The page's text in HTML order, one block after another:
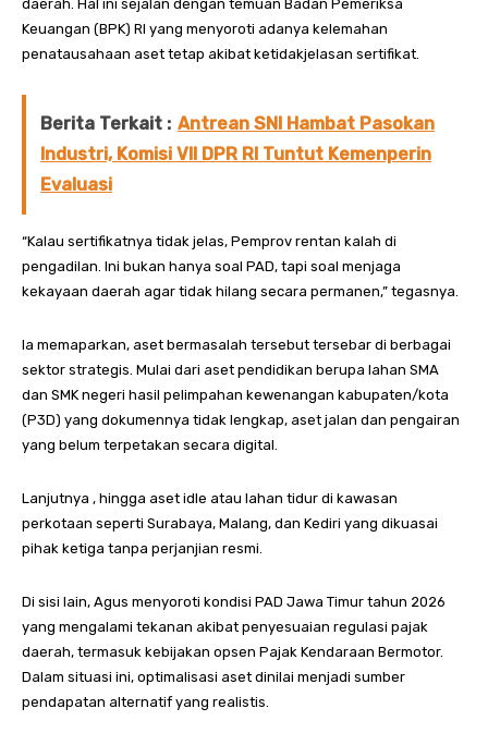
daerah. Hal ini sejalan dengan temuan Badan Pemeriksa
Keuangan (BPK) RI yang menyoroti adanya kelemahan
penatausahaan aset tetap akibat ketidakjelasan sertifikat.
Berita Terkait : Antrean SNI Hambat Pasokan
Industri, Komisi VII DPR RI Tuntut Kemenperin
Evaluasi
“Kalau sertifikatnya tidak jelas, Pemprov rentan kalah di
pengadilan. Ini bukan hanya soal PAD, tapi soal menjaga
kekayaan daerah agar tidak hilang secara permanen,” tegasnya.
Ia memaparkan, aset bermasalah tersebut tersebar di berbagai
sektor strategis. Mulai dari aset pendidikan berupa lahan SMA
dan SMK negeri hasil pelimpahan kewenangan kabupaten/kota
(P3D) yang dokumennya tidak lengkap, aset jalan dan pengairan
yang belum terpetakan secara digital.
Lanjutnya , hingga aset idle atau lahan tidur di kawasan
perkotaan seperti Surabaya, Malang, dan Kediri yang dikuasai
pihak ketiga tanpa perjanjian resmi.
Di sisi lain, Agus menyoroti kondisi PAD Jawa Timur tahun 2026
yang mengalami tekanan akibat penyesuaian regulasi pajak
daerah, termasuk kebijakan opsen Pajak Kendaraan Bermotor.
Dalam situasi ini, optimalisasi aset dinilai menjadi sumber
pendapatan alternatif yang realistis.